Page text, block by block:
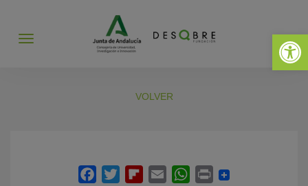
Abrir
Abrir
VOLVER